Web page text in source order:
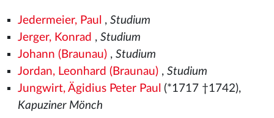
Jedermeier, Paul , Studium
Jerger, Konrad , Studium
Johann (Braunau), Studium
Jordan, Leonhard (Braunau), Studium
Jungwirt, Ägidius Peter Paul (*1717 †1742),
Kapuziner Mönch